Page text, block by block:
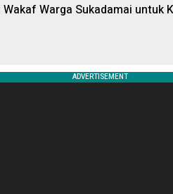
Warga Sukadamai untuk